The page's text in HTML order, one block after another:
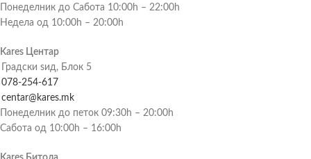
Понеделник до Сабота 10:00h – 22:00h
Недела од 10:00h – 20:00h
Kares Центар
Градски ѕид, Блок 5
078-254-617
centar@kares.mk
Понеделник до петок 09:30h – 20:00h
Сабота од 10:00h – 16:00h